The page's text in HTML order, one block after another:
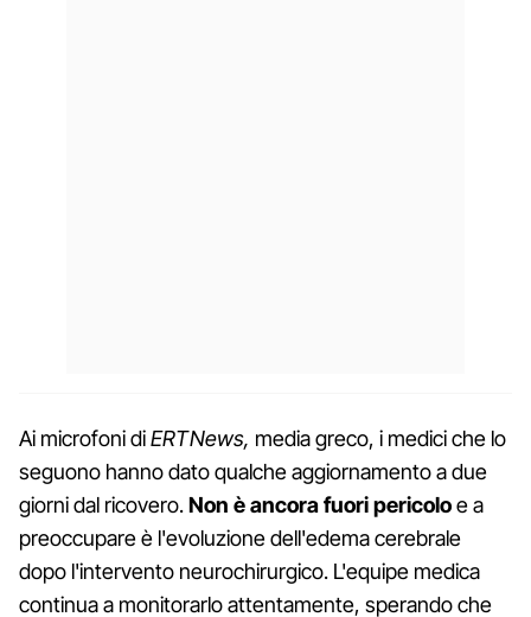
Ai microfoni diERTNews, media greco, i medici che lo
seguono hanno dato qualche aggiornamento a due
giorni dal ricovero.Non è ancora fuori pericoloe a
preoccupare è l'evoluzione dell'edema cerebrale
dopo l'intervento neurochirurgico. L'equipe medica
continua a monitorarlo attentamente, sperando che